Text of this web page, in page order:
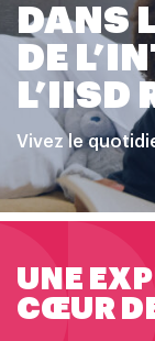
DANS
DE
L’IISD
Vivez le
UNE
CŒUR